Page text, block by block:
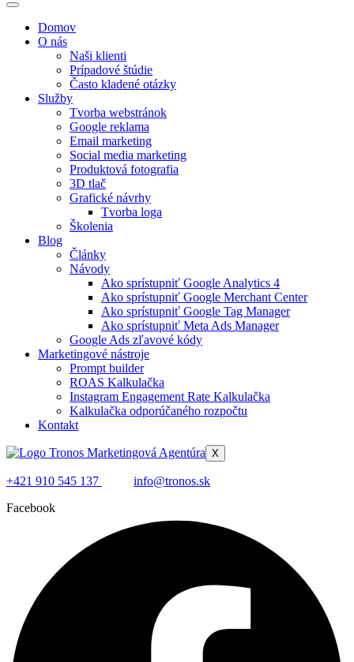
Domov
O nás
Naši klienti
Prípadové štúdie
Často kladené otázky
Služby
Tvorba webstránok
Google reklama
Email marketing
Social media marketing
Produktová fotografia
3D tlač
Grafické návrhy
Tvorba loga
Školenia
Blog
Články
Návody
Ako sprístupniť Google Analytics 4​
Ako sprístupniť Google Merchant Center​
Ako sprístupniť Google Tag Manager​
Ako sprístupniť Meta Ads Manager​
Google Ads zľavové kódy
Marketingové nástroje
Prompt builder
ROAS Kalkulačka
Instagram Engagement Rate Kalkulačka
Kalkulačka odporúčaného rozpočtu
Kontakt
X
+421 910 545 137
info@tronos.sk
Facebook